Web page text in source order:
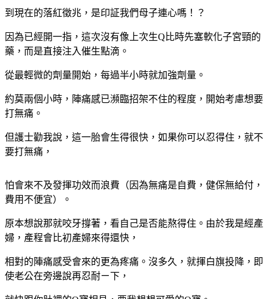
到現在的落紅徵兆，是印証我們母子連心嗎！？
因為已經開一指，這次沒有像上次生Q比時先塞軟化子宮頸的
藥，而是直接注入催生點滴。
從最輕微的劑量開始，每過半小時就加強劑量。
約莫兩個小時，陣痛感已瀕臨招架不住的程度，開始考慮想要
打無痛。
但護士勸我說，這一胎會生得很快，如果你可以忍得住，就不
要打無痛，
怕會來不及發揮功效而浪費（因為無痛是自費，健保無給付，
費用不便宜）。
原本想說那就咬牙撐著，看自己是否能熬得住。由於我是經產
婦，產程會比初產婦來得還快，
相對的陣痛感受會來的更為疼痛。沒多久，就揮白旗投降，即
使老公在旁邊說再忍耐ㄧ下，